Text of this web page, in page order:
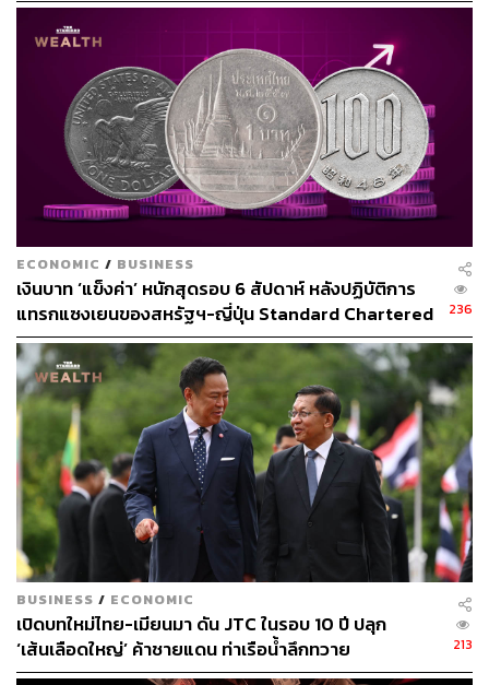
Fed จับตาเงินเฟ้อสถานการณ์ตะวันออกกลาง
Fed ยังย้ำถึงความไม่แน่นอนของเศรษฐกิจจากความขัดแย้ง
ในตะวันออกกลาง โดย Powell กล่าวว่า “ยังเร็วเกินไปที่จะ
ประเมินผลกระทบต่อเศรษฐกิจ ไม่มีใครรู้แน่ชัด”
ส่วนในประเด็นราคาน้ำมันที่พุ่งขึ้น Powell อธิบายว่า โดย
ปกติธนาคารกลางจะไม่ขึ้นดอกเบี้ยเพียงเพราะราคาพลังงาน
คือประชาชนยังต้องเชื่อว่าเงินเฟ้อจะกลับสู่เป้าหมาย 2% ใน
ระยะยาว ซึ่งปัจจุบันเงินเฟ้อสหรัฐฯ สูงกว่าเป้าหมายนี้มานาน
ถึง 5 ปีแล้ว เขายังเผยว่า Fed ได้หารือถึงความเป็นไปได้ใน
การ “ขึ้นดอกเบี้ย” เช่นกัน แต่ย้ำว่าคณะกรรมการส่วนใหญ่ยัง
ไม่มองว่านั่นเป็นกรณีหลัก
การตัดสินใจครั้งนี้ถือเป็นครั้งที่ 2 ติดต่อกันที่ Fed คงดอกเบี้ย
แม้สภาพเศรษฐกิจจะเปลี่ยนแปลงไปมาก โดยก่อนหน้านี้ Fed
เคยมั่นใจว่าตลาดแรงงานเริ่มมีเสถียรภาพ แต่รายงานการ
จ้างงานที่อ่อนแอในเดือนกุมภาพันธ์ รวมถึงสงครามที่เริ่มขึ้น
เมื่อวันที่ 28 กุมภาพันธ์ ได้เพิ่มความเสี่ยงต่อเศรษฐกิจ Fed จึง
ปรับถ้อยแถลงเกี่ยวกับตลาดแรงงานใหม่ โดยระบุว่าอัตรา
ว่างงาน “แทบไม่เปลี่ยนแปลง” ในช่วงที่ผ่านมา
เปิดแนวโน้มค่าเงินบาท ทดสอบโซนแนวต้านสำคัญที่
33.00 บาทต่อดอลลาร์
ECONOMIC / BUSINESS
เงินบาท ‘แข็งค่า’ หนักสุดรอบ 6 สัปดาห์ หลังปฏิบัติการ
แทรกแซงเยนของสหรัฐฯ-ญี่ปุ่น Standard Chartered
เปิดเป้าสิ้นปีนี้จ่อแข็งต่อแตะ 32.50 บาทต่อดอลลาร์
236
BUSINESS / ECONOMIC
เปิดบทใหม่ไทย-เมียนมา ดัน JTC ในรอบ 10 ปี ปลุก
‘เส้นเลือดใหญ่’ ค้าชายแดน ท่าเรือน้ำลึกทวาย
213